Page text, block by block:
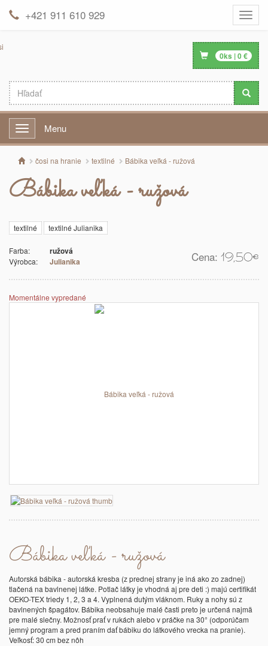
Toggle
+421 911 610 929
0ks |0€
Menu Menu
čosi na hranie textilné Bábika veľká - ružová
Bábika veľká - ružová
textilné textilné Julianika
Farba: ružová
Výrobca: Julianika Cena: 19,50€
Momentálne vypredané
Bábika veľká - ružová
Autorská bábika - autorská kresba (z prednej strany je iná ako zo zadnej)
tlačená na bavlnenej látke. Potlač látky je vhodná aj pre deti :) majú certifikát
OEKO-TEX triedy 1, 2, 3 a 4. Vyplnená dutým vláknom. Ruky a nohy sú z
bavlnených špagátov. Bábika neobsahuje malé časti preto je určená najmä
pre malé slečny. Možnosť prať v rukách alebo v práčke na 30° (odporúčam
jemný program a pred praním dať bábiku do látkového vrecka na pranie).
Veľkosť: 30 cm bez nôh